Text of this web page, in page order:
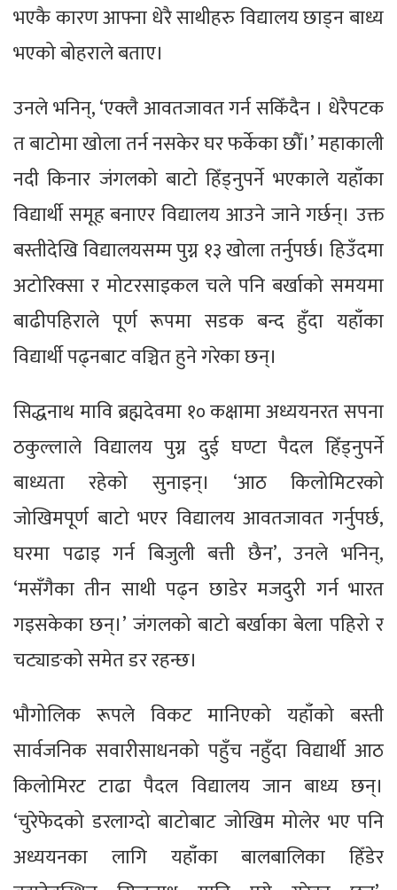
भएकै कारण आफ्ना धेरै साथीहरु विद्यालय छाड्न बाध्य
भएको बोहराले बताए।
उनले भनिन्, ‘एक्लै आवतजावत गर्न सकिँदैन । धेरैपटक
त बाटोमा खोला तर्न नसकेर घर फर्केका छौँ।’ महाकाली
नदी किनार जंगलको बाटो हिँड्नुपर्ने भएकाले यहाँका
विद्यार्थी समूह बनाएर विद्यालय आउने जाने गर्छन्। उक्त
बस्तीदेखि विद्यालयसम्म पुग्न १३ खोला तर्नुपर्छ। हिउँदमा
अटोरिक्सा र मोटरसाइकल चले पनि बर्खाको समयमा
बाढीपहिराले पूर्ण रूपमा सडक बन्द हुँदा यहाँका
विद्यार्थी पढ्नबाट वञ्चित हुने गरेका छन्।
सिद्धनाथ मावि ब्रह्मदेवमा १० कक्षामा अध्ययनरत सपना
ठकुल्लाले विद्यालय पुग्न दुई घण्टा पैदल हिँड्नुपर्ने
बाध्यता रहेको सुनाइन्। ‘आठ किलोमिटरको
जोखिमपूर्ण बाटो भएर विद्यालय आवतजावत गर्नुपर्छ,
घरमा पढाइ गर्न बिजुली बत्ती छैन’, उनले भनिन्,
‘मसँगैका तीन साथी पढ्न छाडेर मजदुरी गर्न भारत
गइसकेका छन्।’ जंगलको बाटो बर्खाका बेला पहिरो र
चट्याङको समेत डर रहन्छ।
भौगोलिक रूपले विकट मानिएको यहाँको बस्ती
सार्वजनिक सवारीसाधनको पहुँच नहुँदा विद्यार्थी आठ
किलोमिरट टाढा पैदल विद्यालय जान बाध्य छन्।
‘चुरेफेदको डरलाग्दो बाटोबाट जोखिम मोलेर भए पनि
अध्ययनका लागि यहाँका बालबालिका हिँडेर